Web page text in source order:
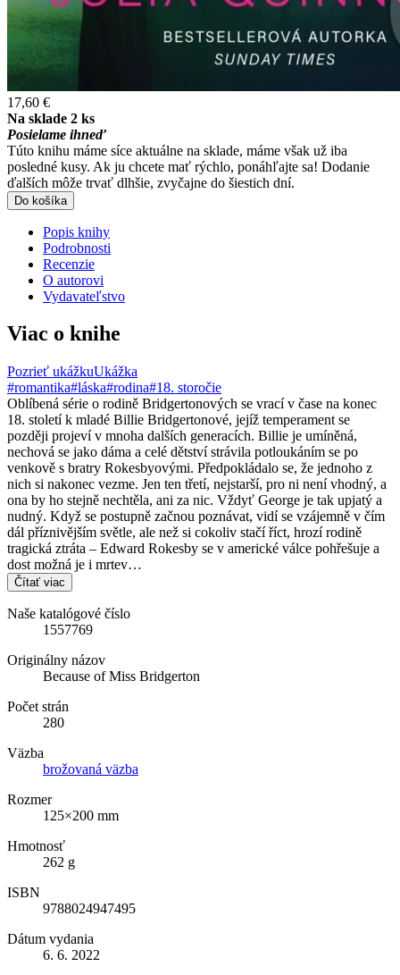
17,60 €
Na sklade 2 ks
Posielame ihneď
Túto knihu máme síce aktuálne na sklade, máme však už iba
posledné kusy. Ak ju chcete mať rýchlo, ponáhľajte sa! Dodanie
ďalších môže trvať dlhšie, zvyčajne do šiestich dní.
Do košíka
Popis knihy
Podrobnosti
Recenzie
O autorovi
Vydavateľstvo
Viac o knihe
Pozrieť ukážkuUkážka
#romantika#láska#rodina#18. storočie
Oblíbená série o rodině Bridgertonových se vrací v čase na konec
18. století k mladé Billie Bridgertonové, jejíž temperament se
později projeví v mnoha dalších generacích. Billie je umíněná,
nechová se jako dáma a celé dětství strávila potloukáním se po
venkově s bratry Rokesbyovými. Předpokládalo se, že jednoho z
nich si nakonec vezme. Jen ten třetí, nejstarší, pro ni není vhodný, a
ona by ho stejně nechtěla, ani za nic. Vždyť George je tak upjatý a
nudný. Když se postupně začnou poznávat, vidí se vzájemně v čím
dál příznivějším světle, ale než si cokoliv stačí říct, hrozí rodině
tragická ztráta – Edward Rokesby se v americké válce pohřešuje a
dost možná je i mrtev…
Čítať viac
Naše katalógové číslo
1557769
Originálny názov
Because of Miss Bridgerton
Počet strán
280
Väzba
brožovaná väzba
Rozmer
125×200 mm
Hmotnosť
262 g
ISBN
9788024947495
Dátum vydania
6. 6. 2022